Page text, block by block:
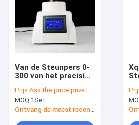
Van de Steunpers 0-
300 van het precisie
Specimen Bar 2KW
Prijs:Ask the price privately
MOQ:1Set